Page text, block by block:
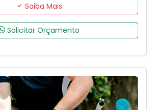
Saiba Mais
Solicitar Orçamento